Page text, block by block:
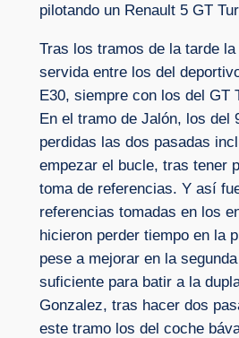
pilotando un Renault 5 GT
Tras los tramos de la tarde
servida entre los del
E30, siempre con los del GT
En el tramo de Jalón, los del
perdidas las dos pasadas
empezar el bucle, tras tener
toma de referencias. Y así
referencias tomadas en los
hicieron perder tiempo en la
pese a mejorar en la
suficiente para batir a la
Gonzalez, tras hacer dos
este tramo los del coche